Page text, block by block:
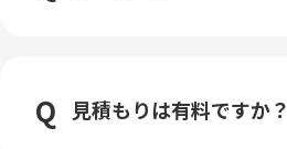
見積もりは有料ですか？